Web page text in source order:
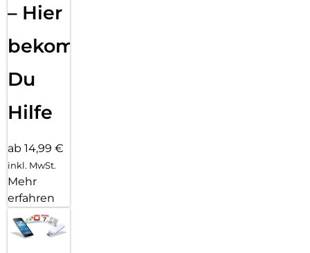
– Hier
bekommst
Du
Hilfe
ab 14,99 €
inkl. MwSt.
Mehr
erfahren